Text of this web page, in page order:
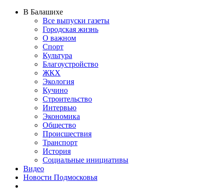
В Балашихе
Все выпуски газеты
Городская жизнь
О важном
Спорт
Культура
Благоустройство
ЖКХ
Экология
Кучино
Строительство
Интервью
Экономика
Общество
Происшествия
Транспорт
История
Социальные инициативы
Видео
Новости Подмосковья